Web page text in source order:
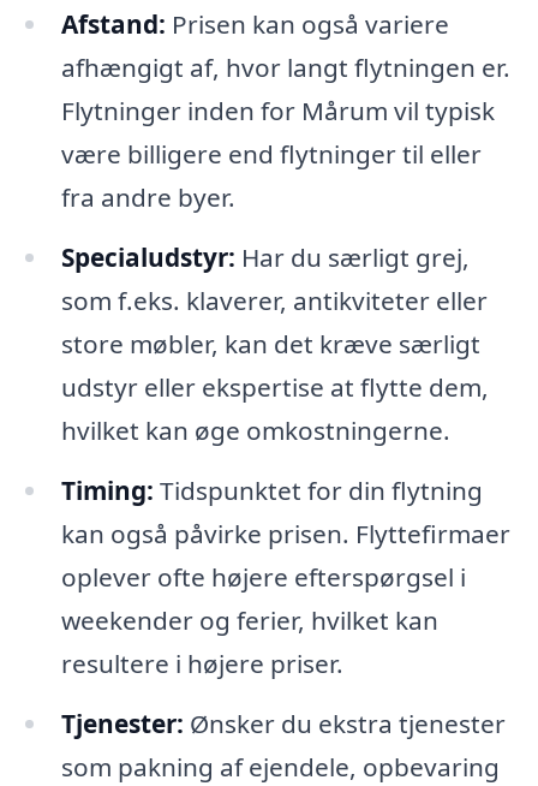
Afstand: Prisen kan også variere
afhængigt af, hvor langt flytningen er.
Flytninger inden for Mårum vil typisk
være billigere end flytninger til eller
fra andre byer.
Specialudstyr: Har du særligt grej,
som f.eks. klaverer, antikviteter eller
store møbler, kan det kræve særligt
udstyr eller ekspertise at flytte dem,
hvilket kan øge omkostningerne.
Timing: Tidspunktet for din flytning
kan også påvirke prisen. Flyttefirmaer
oplever ofte højere efterspørgsel i
weekender og ferier, hvilket kan
resultere i højere priser.
Tjenester: Ønsker du ekstra tjenester
som pakning af ejendele, opbevaring